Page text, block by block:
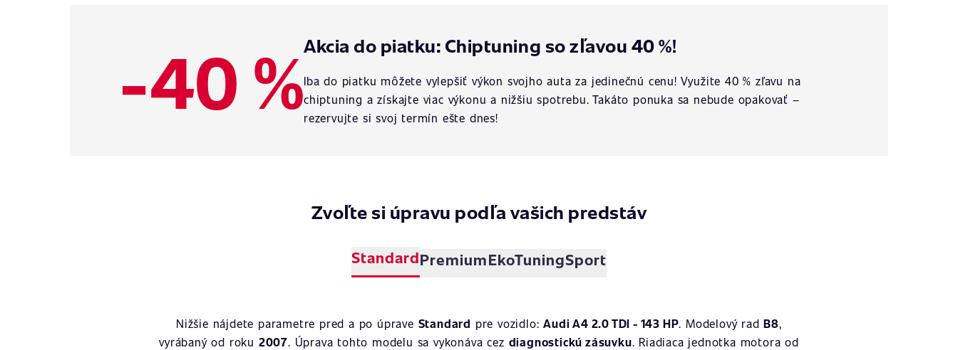
-40 %Akcia do piatku: Chiptuning so zľavou 40 %!
Iba do piatku môžete vylepšiť výkon svojho auta za jedinečnú cenu! Využite 40 % zľavu na
chiptuning a získajte viac výkonu a nižšiu spotrebu. Takáto ponuka sa nebude opakovať –
rezervujte si svoj termín ešte dnes!
Zvoľte si úpravu podľa vašich predstáv
StandardPremiumEkoTuningSport
Nižšie nájdete parametre pred a po úprave Standard pre vozidlo:Audi A4 2.0 TDI - 143 HP. Modelový radB8,
vyrábaný od roku 2007. Úprava tohto modelu sa vykonáva cez diagnostickú zásuvku. Riadiaca jednotka motora od